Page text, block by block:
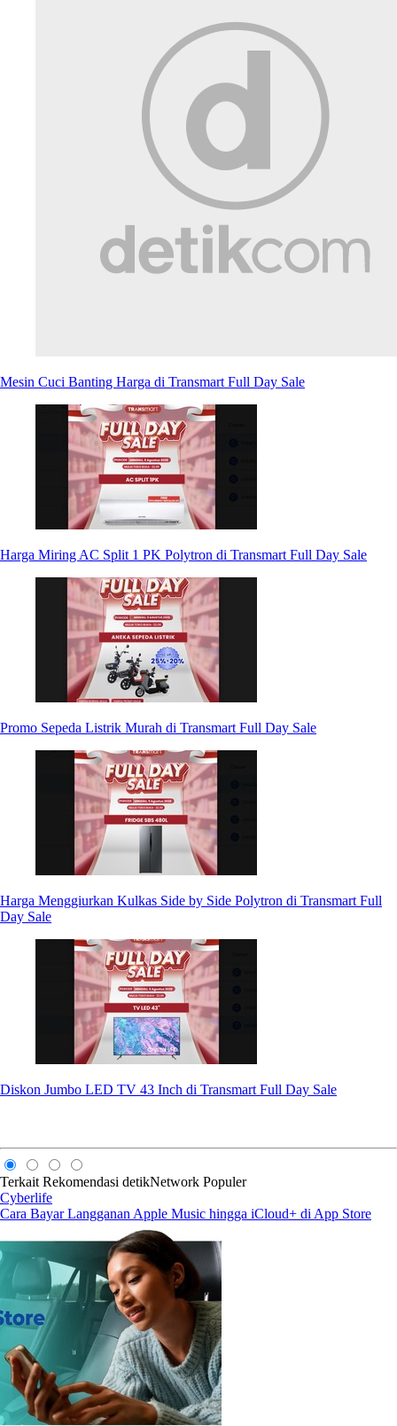
Mesin Cuci Banting Harga di Transmart Full Day Sale
Harga Miring AC Split 1 PK Polytron di Transmart Full Day Sale
Promo Sepeda Listrik Murah di Transmart Full Day Sale
Harga Menggiurkan Kulkas Side by Side Polytron di Transmart Full
Day Sale
Diskon Jumbo LED TV 43 Inch di Transmart Full Day Sale
Terkait Rekomendasi detikNetwork Populer
Cyberlife
Cara Bayar Langganan Apple Music hingga iCloud+ di App Store